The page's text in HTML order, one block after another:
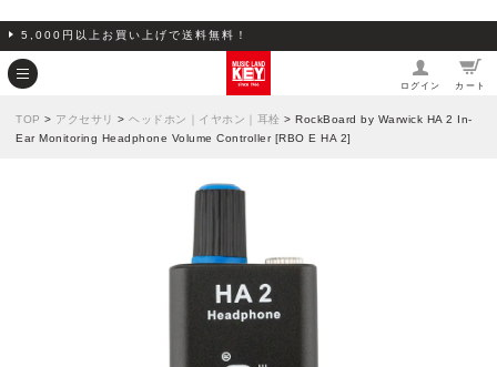
5,000円以上お買い上げで送料無料！
ログイン カート
TOP > アクセサリ > ヘッドホン｜イヤホン｜耳栓 > RockBoard by Warwick HA 2 In-
Ear Monitoring Headphone Volume Controller [RBO E HA 2]